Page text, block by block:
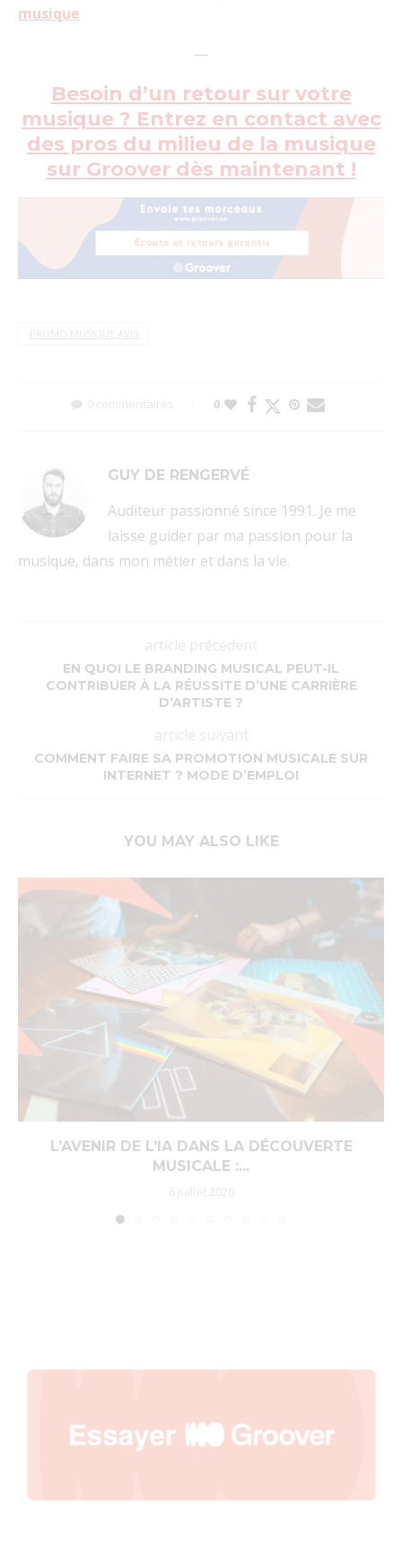
musique
—
Besoin d’un retour sur votre
musique ? Entrez en contact avec
des pros du milieu de la musique
sur Groover dès maintenant !
PROMO MUSIQUE AVIS
0 commentaires 0
GUY DE RENGERVÉ
Auditeur passionné since 1991. Je me
laisse guider par ma passion pour la
musique, dans mon métier et dans la vie.
article précédent
EN QUOI LE BRANDING MUSICAL PEUT-IL
CONTRIBUER À LA RÉUSSITE D’UNE CARRIÈRE
D’ARTISTE ?
article suivant
COMMENT FAIRE SA PROMOTION MUSICALE SUR
INTERNET ? MODE D’EMPLOI
YOU MAY ALSO LIKE
L’AVENIR DE L’IA DANS LA DÉCOUVERTE
MUSICALE :...
6 juillet 2026